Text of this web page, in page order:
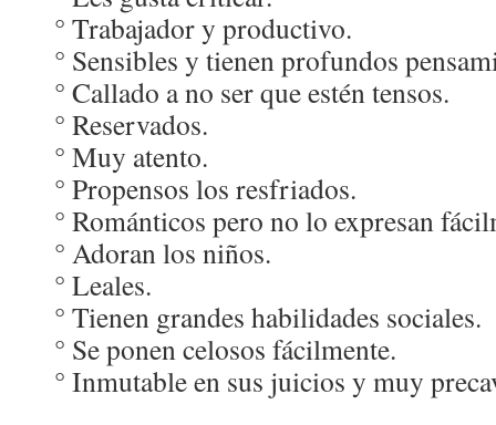
° Trabajador y productivo.
° Sensibles y tienen profundos
° Callado a no ser que estén tensos.
° Reservados.
° Muy atento.
° Propensos los resfriados.
° Románticos pero no lo expresan
° Adoran los niños.
° Leales.
° Tienen grandes habilidades sociales.
° Se ponen celosos fácilmente.
° Inmutable en sus juicios y muy